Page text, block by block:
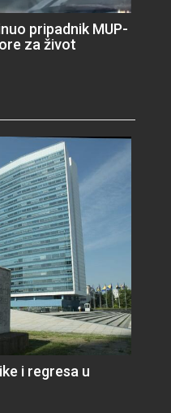
pripadnik MUP-
za život
i regresa u